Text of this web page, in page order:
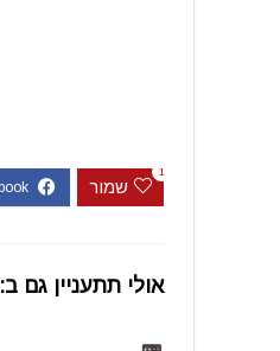
שמור
1
אולי תתעניין גם ב: